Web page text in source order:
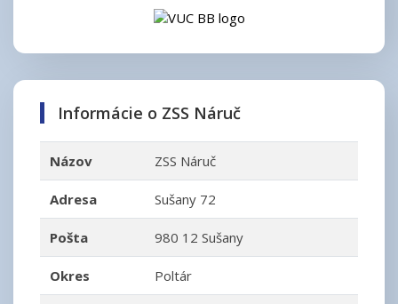
Informácie o ZSS Náruč
Názov ZSS Náruč
Adresa Sušany 72
Pošta 980 12 Sušany
Okres Poltár